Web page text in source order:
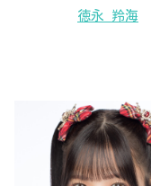
徳永 羚海